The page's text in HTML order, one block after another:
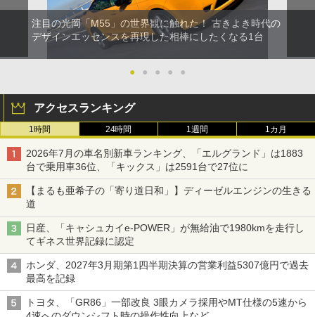
注目の光岡「M55」の世界観に触れた！ 古きよき時代の
デザインエッセンスを再現した相棒にしたくなる1台
● ● ● ● ●
アクセスランキング
1時間 24時間 1週間 1カ月
2026年7月の車名別新車ランキング、「エルグランド」は1883
台で乗用車36位、「キックス」は2591台で27位に
【まるも亜希子の「寄り道日和」】ディーゼルエンジンの生きる
道
日産、「キャシュカイe-POWER」が無給油で1980kmを走行し
てギネス世界記録に認定
ホンダ、2027年3月期第1四半期決算の営業利益5307億円で過去
最高を記録
トヨタ、「GR86」一部改良 3眼カメラ採用やMT仕様の5速から